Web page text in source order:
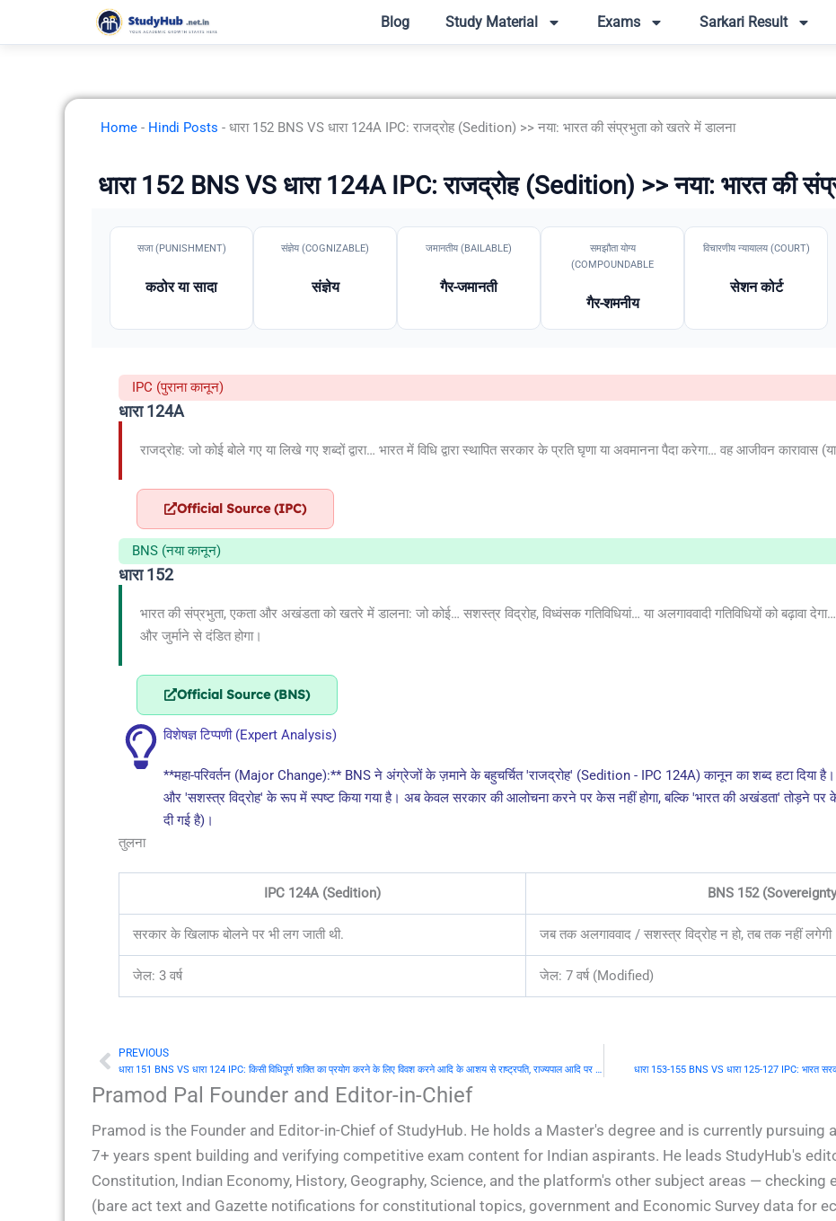
Blog Study Material Exams Sarkari Result
Home - Hindi Posts - धारा 152 BNS VS धारा 124A IPC: राजद्रोह (Sedition) >> नया: भारत की संप्रभुता को खतरे में डालना
धारा 152 BNS VS धारा 124A IPC: राजद्रोह (Sedition) >> नया: भारत की
सजा (PUNISHMENT)
कठोर या सादा
संज्ञेय (COGNIZABLE)
संज्ञेय
जमानतीय (BAILABLE)
गैर-जमानती
समझौता योग्य
(COMPOUNDABLE
गैर-शमनीय
विचारणीय न्यायालय (COURT)
सेशन कोर्ट
IPC (पुराना कानून)
धारा 124A
राजद्रोह: जो कोई बोले गए या लिखे गए शब्दों द्वारा… भारत में विधि द्वारा स्थापित सरकार के प्रति घृणा या अवमानना पैदा करेगा… वह आजीवन कारावास
Official Source (IPC)
BNS (नया कानून)
धारा 152
भारत की संप्रभुता, एकता और अखंडता को खतरे में डालना: जो कोई… सशस्त्र विद्रोह, विध्वंसक गतिविधियां… या अलगाववादी गतिविधियों को बढ़ावा
और जुर्माने से दंडित होगा।
Official Source (BNS)
विशेषज्ञ टिप्पणी (Expert Analysis)
**महा-परिवर्तन (Major Change):** BNS ने अंग्रेजों के ज़माने के बहुचर्चित 'राजद्रोह' (Sedition - IPC 124A) कानून का शब्द हटा
और 'सशस्त्र विद्रोह' के रूप में स्पष्ट किया गया है। अब केवल सरकार की आलोचना करने पर केस नहीं होगा, बल्कि 'भारत की अखंडता' तोड़ने
दी गई है)।
तुलना
IPC 124A (Sedition) BNS 152
सरकार के खिलाफ बोलने पर भी लग जाती थी. जब तक अलगाववाद / सशस्त्र विद्रोह न हो, तब तक नहीं
जेल: 3 वर्ष जेल: 7 वर्ष (Modified)
PrevPREVIOUS
धारा 151 BNS VS धारा 124 IPC: किसी विधिपूर्ण शक्ति का प्रयोग करने के लिए विवश करने आदि के आशय से राष्ट्रपति, राज्यपाल आदि पर हमला करना धारा 153-155 BNS VS धारा 125-127 IPC: भारत
Pramod Pal Founder and Editor-in-Chief
Pramod is the Founder and Editor-in-Chief of StudyHub. He holds a Master's degree and is currently pursuing
7+ years spent building and verifying competitive exam content for Indian aspirants. He leads StudyHub's
Constitution, Indian Economy, History, Geography, Science, and the platform's other subject areas —
(bare act text and Gazette notifications for constitutional topics, government and Economic Survey data for